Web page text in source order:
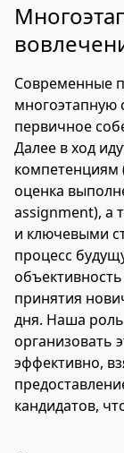
Современные
многоэтапную
первичное
Далее в ход
компетенциям
оценка
assignment), а
и ключевыми
процесс
принятия
дня. Наша роль
организовать
эффективно,
кандидатов,